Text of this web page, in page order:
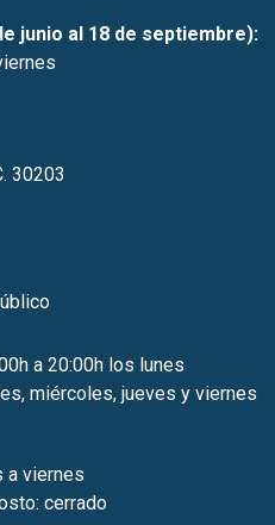
junio al 18 de septiembre):
30203
a 20:00h los lunes
miércoles, jueves y viernes
a viernes
cerrado